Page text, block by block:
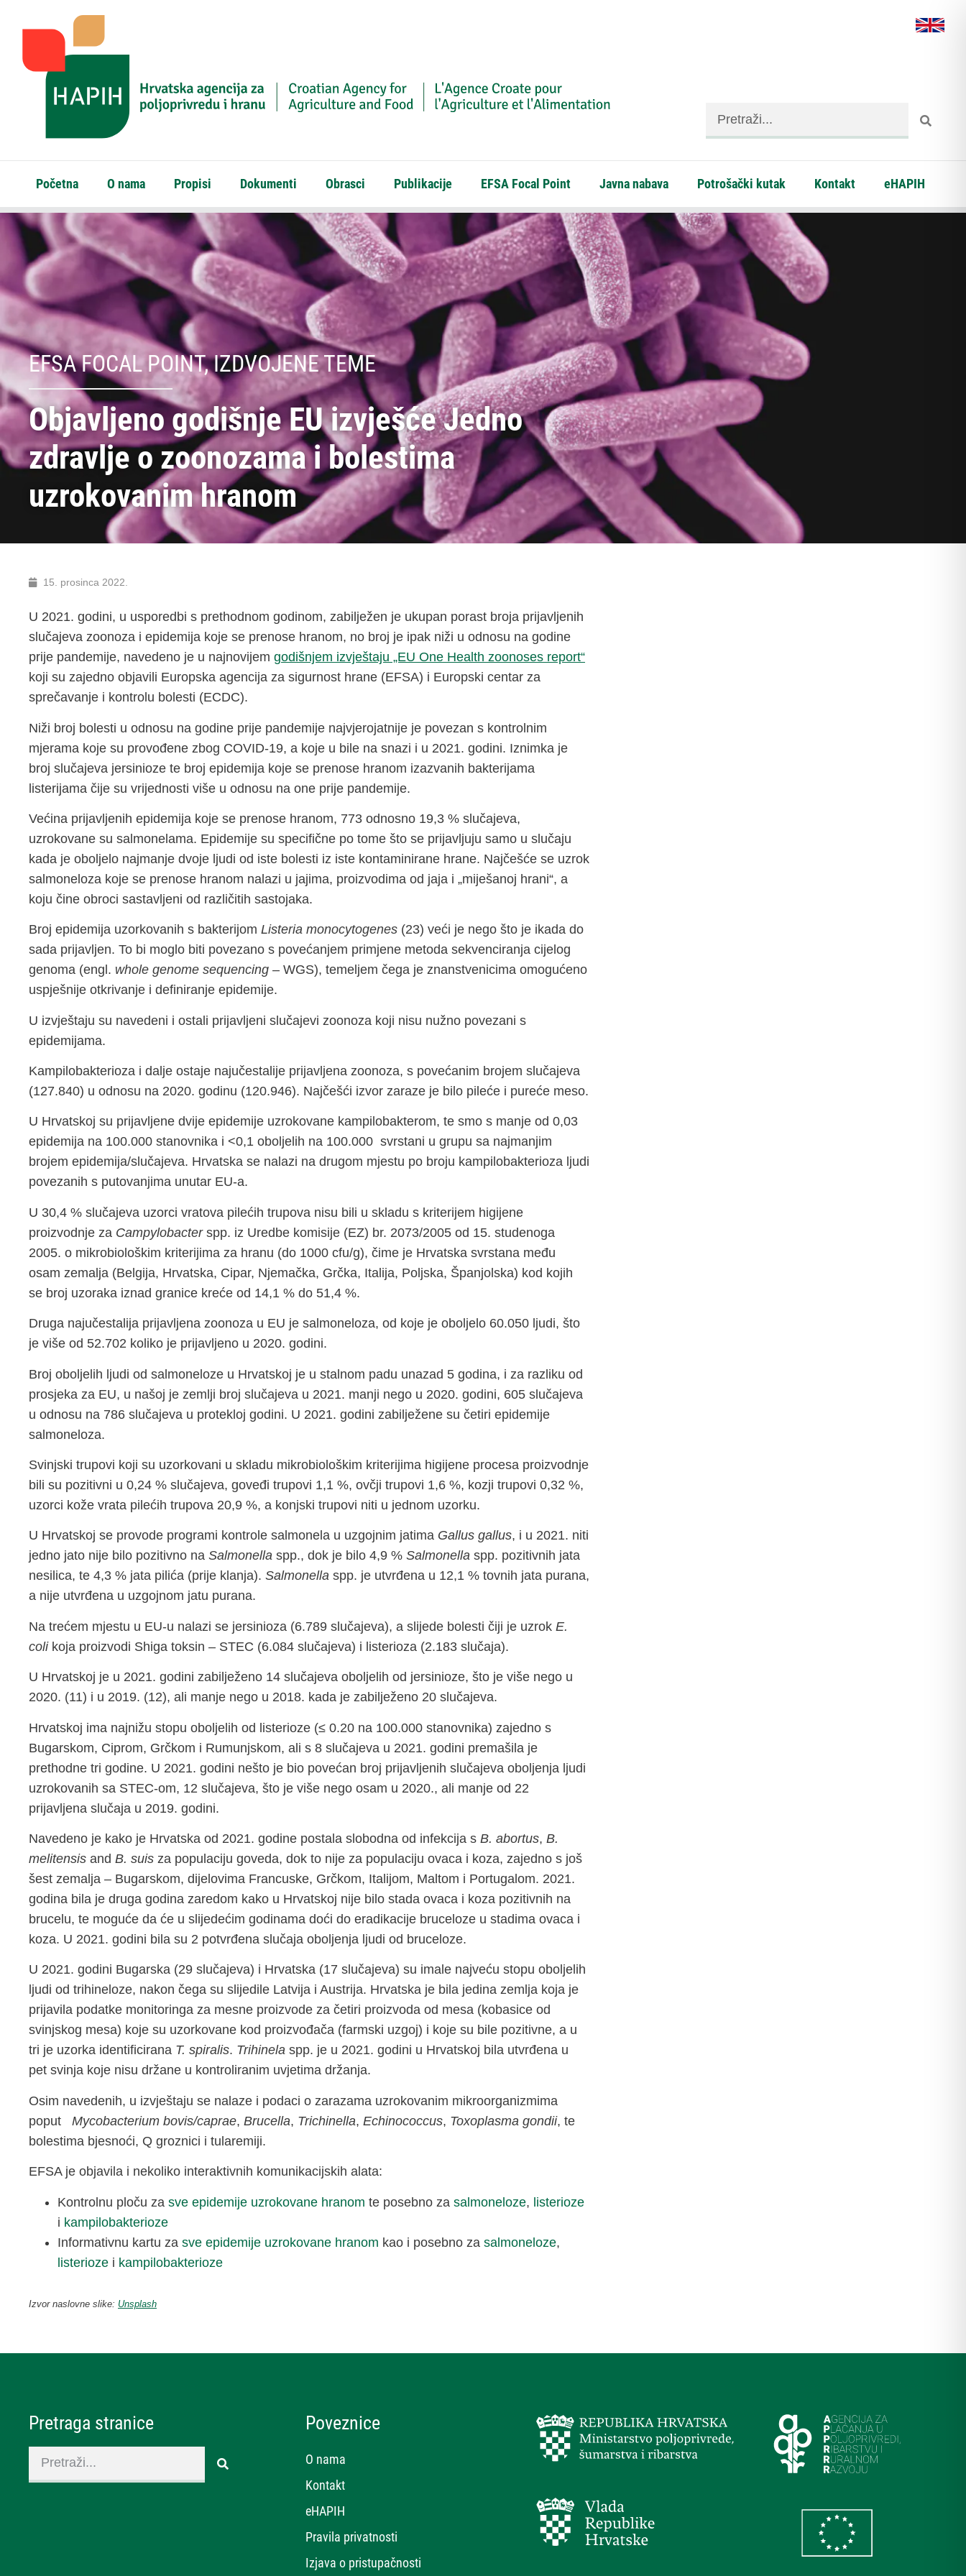
Početna O nama Propisi Dokumenti Obrasci Publikacije EFSA Focal Point Javna nabava Potrošački kutak Kontakt eHAPIH
EFSA FOCAL POINT,IZDVOJENE TEME
Objavljeno godišnje EU izvješće Jedno
zdravlje o zoonozama i bolestima
uzrokovanim hranom
15. prosinca 2022.
U 2021. godini, u usporedbi s prethodnom godinom, zabilježen je ukupan porast broja prijavljenih
slučajeva zoonoza i epidemija koje se prenose hranom, no broj je ipak niži u odnosu na godine
prije pandemije, navedeno je u najnovijem godišnjem izvještaju „EU One Health zoonoses report“
koji su zajedno objavili Europska agencija za sigurnost hrane (EFSA) i Europski centar za
sprečavanje i kontrolu bolesti (ECDC).
Niži broj bolesti u odnosu na godine prije pandemije najvjerojatnije je povezan s kontrolnim
mjerama koje su provođene zbog COVID-19, a koje u bile na snazi i u 2021. godini. Iznimka je
broj slučajeva jersinioze te broj epidemija koje se prenose hranom izazvanih bakterijama
listerijama čije su vrijednosti više u odnosu na one prije pandemije.
Većina prijavljenih epidemija koje se prenose hranom, 773 odnosno 19,3 % slučajeva,
uzrokovane su salmonelama. Epidemije su specifične po tome što se prijavljuju samo u slučaju
kada je oboljelo najmanje dvoje ljudi od iste bolesti iz iste kontaminirane hrane. Najčešće se uzrok
salmoneloza koje se prenose hranom nalazi u jajima, proizvodima od jaja i „miješanoj hrani“, a
koju čine obroci sastavljeni od različitih sastojaka.
Broj epidemija uzorkovanih s bakterijom Listeria monocytogenes (23) veći je nego što je ikada do
sada prijavljen. To bi moglo biti povezano s povećanjem primjene metoda sekvenciranja cijelog
genoma (engl. whole genome sequencing – WGS), temeljem čega je znanstvenicima omogućeno
uspješnije otkrivanje i definiranje epidemije.
U izvještaju su navedeni i ostali prijavljeni slučajevi zoonoza koji nisu nužno povezani s
epidemijama.
Kampilobakterioza i dalje ostaje najučestalije prijavljena zoonoza, s povećanim brojem slučajeva
(127.840) u odnosu na 2020. godinu (120.946). Najčešći izvor zaraze je bilo pileće i pureće meso.
U Hrvatskoj su prijavljene dvije epidemije uzrokovane kampilobakterom, te smo s manje od 0,03
epidemija na 100.000 stanovnika i <0,1 oboljelih na 100.000 svrstani u grupu sa najmanjim
brojem epidemija/slučajeva. Hrvatska se nalazi na drugom mjestu po broju kampilobakterioza ljudi
povezanih s putovanjima unutar EU-a.
U 30,4 % slučajeva uzorci vratova pilećih trupova nisu bili u skladu s kriterijem higijene
proizvodnje za Campylobacterspp. iz Uredbe komisije (EZ) br. 2073/2005 od 15. studenoga
2005. o mikrobiološkim kriterijima za hranu (do 1000 cfu/g), čime je Hrvatska svrstana među
osam zemalja (Belgija, Hrvatska, Cipar, Njemačka, Grčka, Italija, Poljska, Španjolska) kod kojih
se broj uzoraka iznad granice kreće od 14,1 % do 51,4 %.
Druga najučestalija prijavljena zoonoza u EU je salmoneloza, od koje je oboljelo 60.050 ljudi, što
je više od 52.702 koliko je prijavljeno u 2020. godini.
Broj oboljelih ljudi od salmoneloze u Hrvatskoj je u stalnom padu unazad 5 godina, i za razliku od
prosjeka za EU, u našoj je zemlji broj slučajeva u 2021. manji nego u 2020. godini, 605 slučajeva
u odnosu na 786 slučajeva u protekloj godini. U 2021. godini zabilježene su četiri epidemije
salmoneloza.
Svinjski trupovi koji su uzorkovani u skladu mikrobiološkim kriterijima higijene procesa proizvodnje
bili su pozitivni u 0,24 % slučajeva, goveđi trupovi 1,1 %, ovčji trupovi 1,6 %, kozji trupovi 0,32 %,
uzorci kože vrata pilećih trupova 20,9 %, a konjski trupovi niti u jednom uzorku.
U Hrvatskoj se provode programi kontrole salmonela u uzgojnim jatima Gallus gallus, i u 2021. niti
jedno jato nije bilo pozitivno na Salmonella spp., dok je bilo 4,9 % Salmonella spp. pozitivnih jata
nesilica, te 4,3 % jata pilića (prije klanja). Salmonella spp. je utvrđena u 12,1 % tovnih jata purana,
a nije utvrđena u uzgojnom jatu purana.
Na trećem mjestu u EU-u nalazi se jersinioza (6.789 slučajeva), a slijede bolesti čiji je uzrok E.
colikoja proizvodi Shiga toksin – STEC (6.084 slučajeva) i listerioza (2.183 slučaja).
U Hrvatskoj je u 2021. godini zabilježeno 14 slučajeva oboljelih od jersinioze, što je više nego u
2020. (11) i u 2019. (12), ali manje nego u 2018. kada je zabilježeno 20 slučajeva.
Hrvatskoj ima najnižu stopu oboljelih od listerioze (≤ 0.20 na 100.000 stanovnika) zajedno s
Bugarskom, Ciprom, Grčkom i Rumunjskom, ali s 8 slučajeva u 2021. godini premašila je
prethodne tri godine. U 2021. godini nešto je bio povećan broj prijavljenih slučajeva oboljenja ljudi
uzrokovanih sa STEC-om, 12 slučajeva, što je više nego osam u 2020., ali manje od 22
prijavljena slučaja u 2019. godini.
Navedeno je kako je Hrvatska od 2021. godine postala slobodna od infekcija s B. abortus, B.
melitensis and B. suis za populaciju goveda, dok to nije za populaciju ovaca i koza, zajedno s još
šest zemalja – Bugarskom, dijelovima Francuske, Grčkom, Italijom, Maltom i Portugalom. 2021.
godina bila je druga godina zaredom kako u Hrvatskoj nije bilo stada ovaca i koza pozitivnih na
brucelu, te moguće da će u slijedećim godinama doći do eradikacije bruceloze u stadima ovaca i
koza. U 2021. godini bila su 2 potvrđena slučaja oboljenja ljudi od bruceloze.
U 2021. godini Bugarska (29 slučajeva) i Hrvatska (17 slučajeva) su imale najveću stopu oboljelih
ljudi od trihineloze, nakon čega su slijedile Latvija i Austrija. Hrvatska je bila jedina zemlja koja je
prijavila podatke monitoringa za mesne proizvode za četiri proizvoda od mesa (kobasice od
svinjskog mesa) koje su uzorkovane kod proizvođača (farmski uzgoj) i koje su bile pozitivne, a u
tri je uzorka identificirana T. spiralis. Trihinela spp. je u 2021. godini u Hrvatskoj bila utvrđena u
pet svinja koje nisu držane u kontroliranim uvjetima držanja.
Osim navedenih, u izvještaju se nalaze i podaci o zarazama uzrokovanim mikroorganizmima
poput Mycobacterium bovis/caprae, Brucella, Trichinella, Echinococcus, Toxoplasma gondii, te
bolestima bjesnoći, Q groznici i tularemiji.
EFSA je objavila i nekoliko interaktivnih komunikacijskih alata:
Kontrolnu ploču za sve epidemije uzrokovane hranom te posebno za salmoneloze, listerioze
i kampilobakterioze
Informativnu kartu za sve epidemije uzrokovane hranom kao i posebno za salmoneloze,
listerioze i kampilobakterioze
Izvor naslovne slike: Unsplash
Pretraga stranice Poveznice
O nama
Kontakt
eHAPIH
Pravila privatnosti
Izjava o pristupačnosti